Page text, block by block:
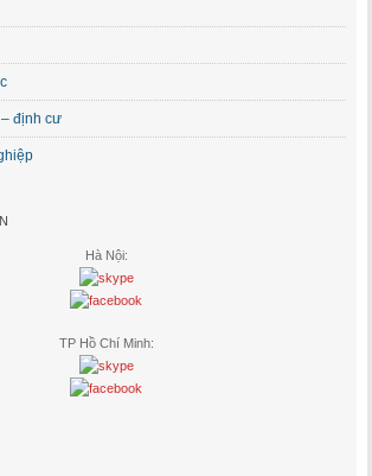
định cư
Hà Nội:
TP Hồ Chí Minh: